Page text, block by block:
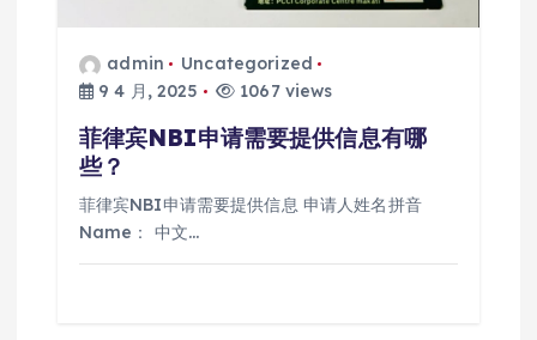
admin
Uncategorized
9 4 月, 2025
1067 views
菲律宾NBI申请需要提供信息有哪
些？
菲律宾NBI申请需要提供信息 申请人姓名拼音
Name： 中文…